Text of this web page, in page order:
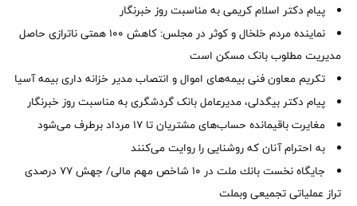
پیام دکتر اسلام کریمی به مناسبت روز خبرنگار
نماینده مردم خلخال و کوثر در مجلس: کاهش ۱۰۰ همتی ناترازی حاصل
مدیریت مطلوب بانک مسکن است
تکریم معاون فنی بیمه‌های اموال و انتصاب مدیر خزانه داری بیمه آسیا
پیام دکتر بیگدلی، مدیرعامل بانک گردشگری به مناسبت روز خبرنگار
مغایرت‌ باقیمانده حساب‌های مشتریان تا ۱۷ مرداد برطرف می‌شود
به احترام آنان که روشنایی را روایت می‌کنند
جایگاه نخست بانك ملت در 10 شاخص مهم مالی/ جهش 77 درصدی
تراز عملیاتی تجمیعی وبملت